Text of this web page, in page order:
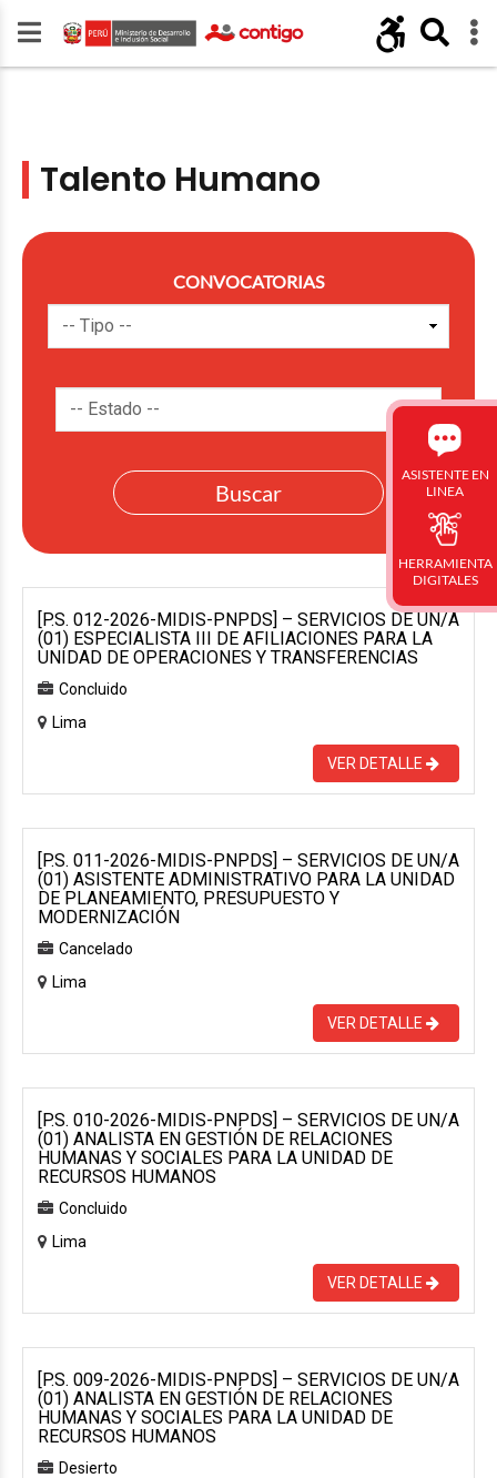
Talento Humano
CONVOCATORIAS
[P.S. 012-2026-MIDIS-PNPDS] – SERVICIOS DE UN/A
(01) ESPECIALISTA III DE AFILIACIONES PARA LA
UNIDAD DE OPERACIONES Y TRANSFERENCIAS
Concluido
Lima
VER DETALLE
[P.S. 011-2026-MIDIS-PNPDS] – SERVICIOS DE UN/A
(01) ASISTENTE ADMINISTRATIVO PARA LA UNIDAD
DE PLANEAMIENTO, PRESUPUESTO Y
MODERNIZACIÓN
Cancelado
Lima
VER DETALLE
[P.S. 010-2026-MIDIS-PNPDS] – SERVICIOS DE UN/A
(01) ANALISTA EN GESTIÓN DE RELACIONES
HUMANAS Y SOCIALES PARA LA UNIDAD DE
RECURSOS HUMANOS
Concluido
Lima
VER DETALLE
[P.S. 009-2026-MIDIS-PNPDS] – SERVICIOS DE UN/A
(01) ANALISTA EN GESTIÓN DE RELACIONES
HUMANAS Y SOCIALES PARA LA UNIDAD DE
RECURSOS HUMANOS
Desierto
ASISTENTE EN
LINEA
HERRAMIENTA
DIGITALES